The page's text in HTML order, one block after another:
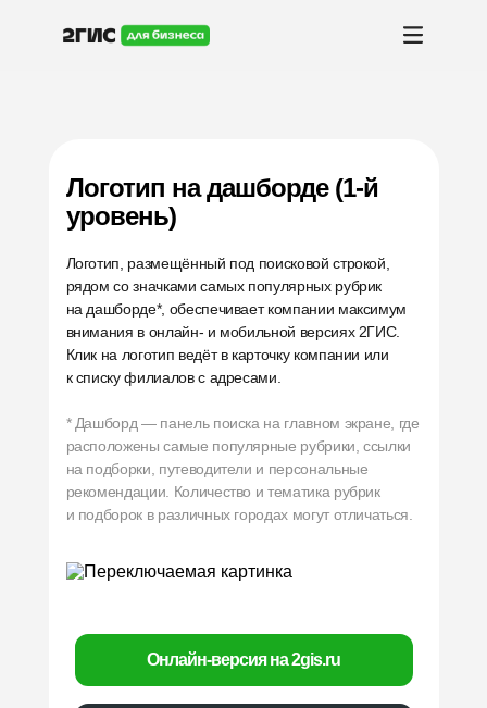
Логотип на дашборде (1-й
уровень)
Логотип, размещённый под поисковой строкой,
рядом со значками самых популярных рубрик
на дашборде*, обеспечивает компании максимум
внимания в онлайн- и мобильной версиях 2ГИС.
Клик на логотип ведёт в карточку компании или
к списку филиалов с адресами.
* Дашборд — панель поиска на главном экране, где
расположены самые популярные рубрики, ссылки
на подборки, путеводители и персональные
рекомендации. Количество и тематика рубрик
и подборок в различных городах могут отличаться.
Онлайн-версия на 2gis.ru